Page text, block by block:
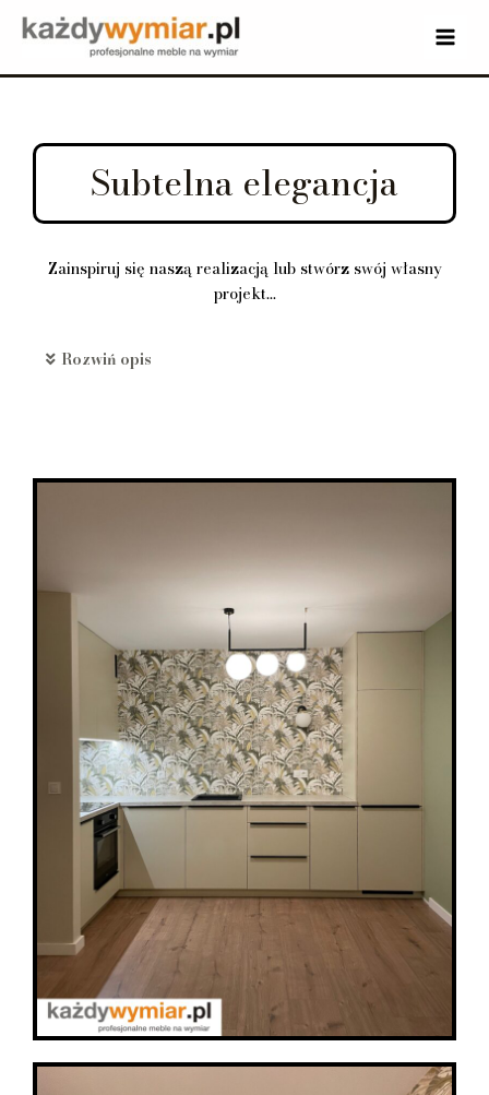
Subtelna elegancja
Zainspiruj się naszą realizacją lub stwórz swój własny
projekt...
Rozwiń opis